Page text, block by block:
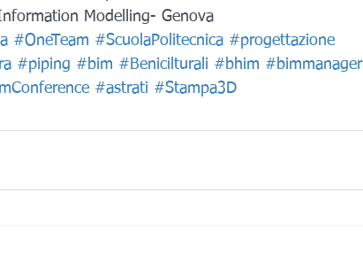
Modelling- Genova
#OneTeam #ScuolaPolitecnica #progettazione
#piping #bim #Benicilturali #bhim #bimmanager
#astrati #Stampa3D